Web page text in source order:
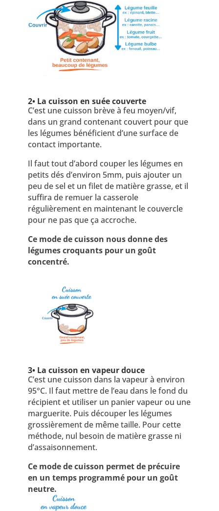
2• La cuisson en suée couverte
C’est une cuisson brève à feu moyen/vif,
dans un grand contenant couvert pour que
les légumes bénéficient d’une surface de
contact importante.
Il faut tout d’abord couper les légumes en
petits dés d’environ 5mm, puis ajouter un
peu de sel et un filet de matière grasse, et il
suffira de remuer la casserole
régulièrement en maintenant le couvercle
pour ne pas que ça accroche.
Ce mode de cuisson nous donne des
légumes croquants pour un goût
concentré.
3• La cuisson en vapeur douce
C’est une cuisson dans la vapeur à environ
95°C. Il faut mettre de l’eau dans le fond du
récipient et utiliser un panier vapeur ou une
marguerite. Puis découper les légumes
grossièrement de même taille. Pour cette
méthode, nul besoin de matière grasse ni
d’assaisonnement.
Ce mode de cuisson permet de précuire
en un temps programmé pour un goût
neutre.